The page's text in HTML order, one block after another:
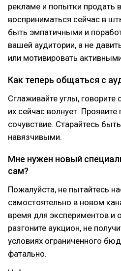
рекламе и попытки продать
восприниматься сейчас в
быть эмпатичными и
вашей аудитории, а не
или мотивировать
Как теперь общаться с
Сглаживайте углы, говорите
их сейчас волнует.
сочувствие. Старайтесь
навязчивыми.
Мне нужен новый
сам?
Пожалуйста, не пытайтесь
самостоятельно в новом
время для экспериментов и
разгоните аукцион, не
условиях ограниченного
фатально.